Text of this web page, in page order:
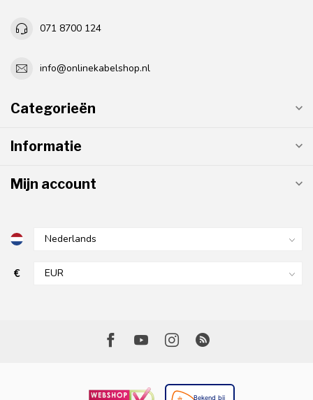
071 8700 124
info@onlinekabelshop.nl
Categorieën
Informatie
Mijn account
€